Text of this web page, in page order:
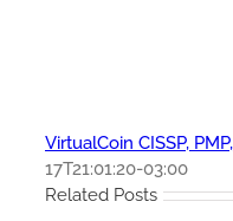
VirtualCoin CISSP,
17T21:01:20-03:00
Related Posts